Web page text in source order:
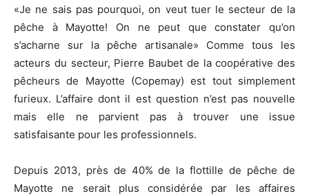
«Je ne sais pas pourquoi, on veut tuer le secteur de la
pêche à Mayotte! On ne peut que constater qu’on
s’acharne sur la pêche artisanale» Comme tous les
acteurs du secteur, Pierre Baubet de la coopérative des
pêcheurs de Mayotte (Copemay) est tout simplement
furieux. L’affaire dont il est question n’est pas nouvelle
mais elle ne parvient pas à trouver une issue
satisfaisante pour les professionnels.
Depuis 2013, près de 40% de la flottille de pêche de
Mayotte ne serait plus considérée par les affaires